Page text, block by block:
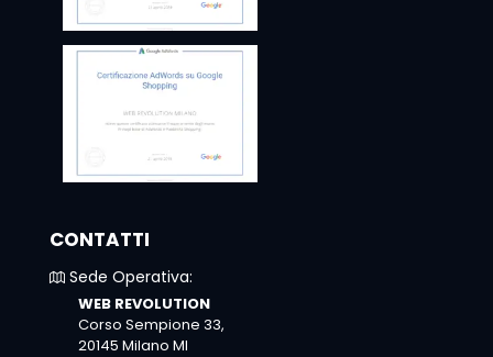
CONTATTI
Sede Operativa:
WEB REVOLUTION
Corso Sempione 33,
20145 Milano MI